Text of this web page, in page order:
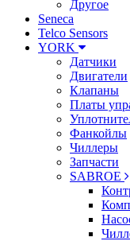
Другое
Seneca
Telco Sensors
YORK
Датчики
Двигатели
Клапаны
Платы
Фанкойлы
Чиллеры
Запчасти
SABROE